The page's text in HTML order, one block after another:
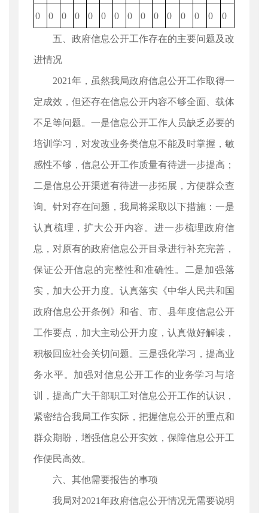
0 0 0 0 0 0 0 0 0 0 0 0 0 0 0
五、政府信息公开工作存在的主要问题及改
进情况
2021年，虽然我局政府信息公开工作取得一
定成效，但还存在信息公开内容不够全面、载体
不足等问题。一是信息公开工作人员缺乏必要的
培训学习，对发改业务类信息不能及时掌握，敏
感性不够，信息公开工作质量有待进一步提高；
二是信息公开渠道有待进一步拓展，方便群众查
询。针对存在问题，我局将采取以下措施：一是
认真梳理，扩大公开内容。进一步梳理政府信
息，对原有的政府信息公开目录进行补充完善，
保证公开信息的完整性和准确性。二是加强落
实，加大公开力度。认真落实《中华人民共和国
政府信息公开条例》和省、市、县年度信息公开
工作要点，加大主动公开力度，认真做好解读，
积极回应社会关切问题。三是强化学习，提高业
务水平。加强对信息公开工作的业务学习与培
训，提高广大干部职工对信息公开工作的认识，
紧密结合我局工作实际，把握信息公开的重点和
群众期盼，增强信息公开实效，保障信息公开工
作便民高效。
六、其他需要报告的事项
我局对2021年政府信息公开情况无需要说明